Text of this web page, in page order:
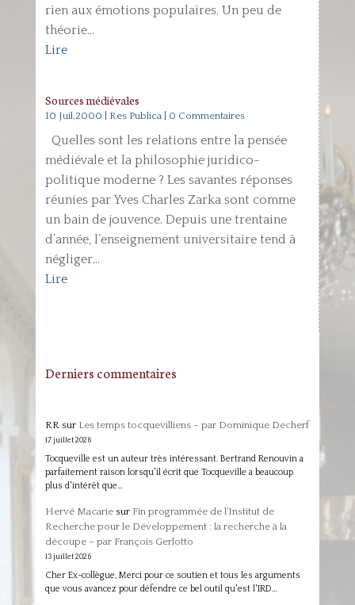
rien aux émotions populaires. Un peu de
théorie...
Lire
Sources médiévales
10 Juil,2000 Res Publica| 0 Commentaires
Quelles sont les relations entre la pensée
médiévale et la philosophie juridico-
politique moderne ? Les savantes réponses
réunies par Yves Charles Zarka sont comme
un bain de jouvence. Depuis une trentaine
d’année, l’enseignement universitaire tend à
négliger...
Lire
Derniers commentaires
RRsur Les temps tocquevilliens – par Dominique Decherf
17 juillet 2026
Tocqueville est un auteur très intéressant. Bertrand Renouvin a
parfaitement raison lorsqu'il écrit que Tocqueville a beaucoup
plus d'intérêt que…
Hervé Macariesur Fin programmée de l’Institut de
Recherche pour le Développement : la recherche à la
découpe – par François Gerlotto
13 juillet 2026
Cher Ex-collègue, Merci pour ce soutien et tous les arguments
que vous avancez pour défendre ce bel outil qu'est l'IRD…